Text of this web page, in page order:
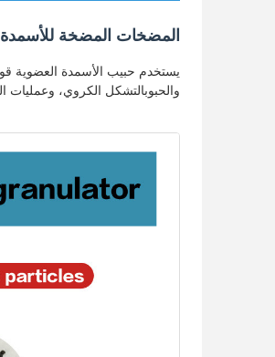
المضخات المضخة
يستخدم حبيب الأسمدة العضوية
والحبوبالتشكل الكروي، وعمليات